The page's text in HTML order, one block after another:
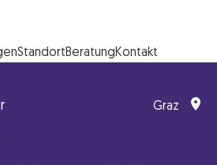
mbH SFG Logo
StandortBeratungKontakt
Graz